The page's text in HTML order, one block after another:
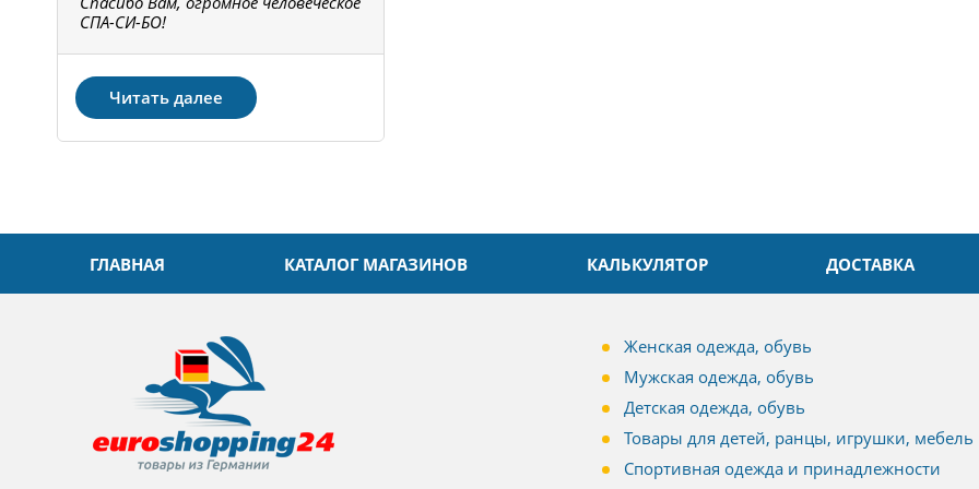
СПА-СИ-БО!
Читать далее
ГЛАВНАЯ КАТАЛОГ МАГАЗИНОВ КАЛЬКУЛЯТОР ДОСТАВКА
Женская одежда, обувь
Мужская одежда, обувь
Детская одежда, обувь
Товары для детей, ранцы, игрушки, мебель
Спортивная одежда и принадлежности